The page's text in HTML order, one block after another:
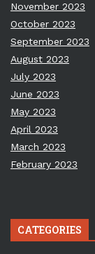
November 2023
October 2023
September 2023
August 2023
July 2023
June 2023
May 2023
April 2023
March 2023
February 2023
CATEGORIES